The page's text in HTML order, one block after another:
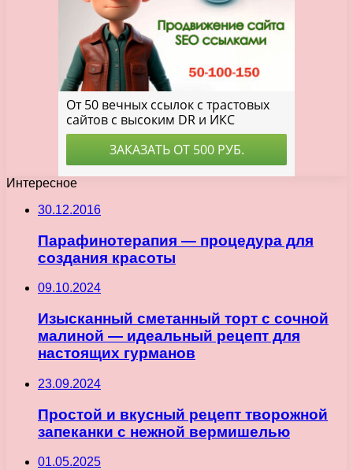
Интересное
30.12.2016
Парафинотерапия — процедура для
создания красоты
09.10.2024
Изысканный сметанный торт с сочной
малиной — идеальный рецепт для
настоящих гурманов
23.09.2024
Простой и вкусный рецепт творожной
запеканки с нежной вермишелью
01.05.2025